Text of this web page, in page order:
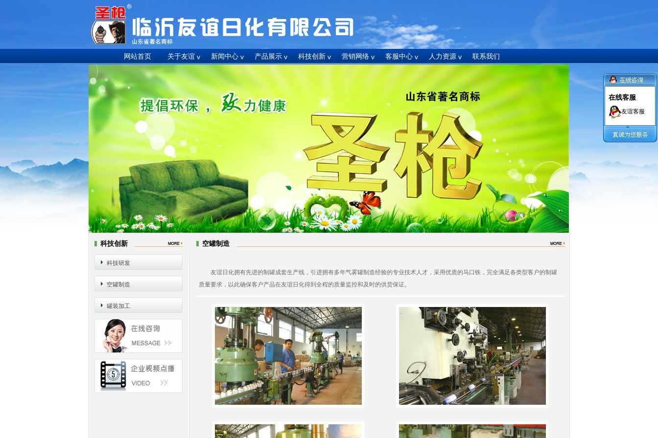
网站首页 关于友谊 新闻中心 产品展示 科技创新 营销网络 客服中心 人力资源 联系我们
科技创新
科技研发
空罐制造
罐装加工
空罐制造
友谊日化拥有先进的制罐成套生产线，引进拥有多年气雾罐制造经验的专业技术人才，采用优质的马口铁，完全满足各类型客户的制罐
质量要求，以此确保客户产品在友谊日化得到全程的质量监控和及时的供货保证。
在线客服
友谊客服